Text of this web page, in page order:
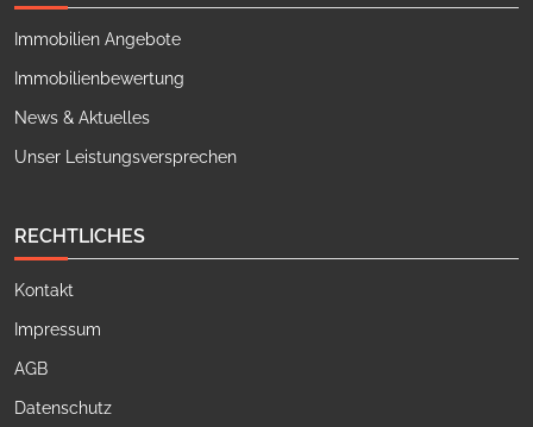
Immobilien Angebote
Immobilienbewertung
News & Aktuelles
Unser Leistungsversprechen
RECHTLICHES
Kontakt
Impressum
AGB
Datenschutz